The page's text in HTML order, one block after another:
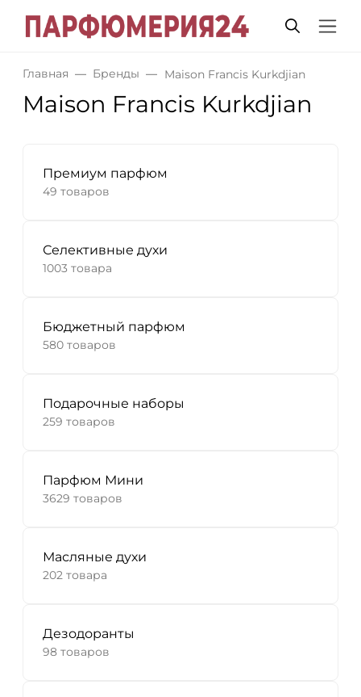
Главная Бренды Maison Francis Kurkdjian
Maison Francis Kurkdjian
Премиум парфюм
49 товаров
Селективные духи
1003 товара
Бюджетный парфюм
580 товаров
Подарочные наборы
259 товаров
Парфюм Мини
3629 товаров
Масляные духи
202 товара
Дезодоранты
98 товаров